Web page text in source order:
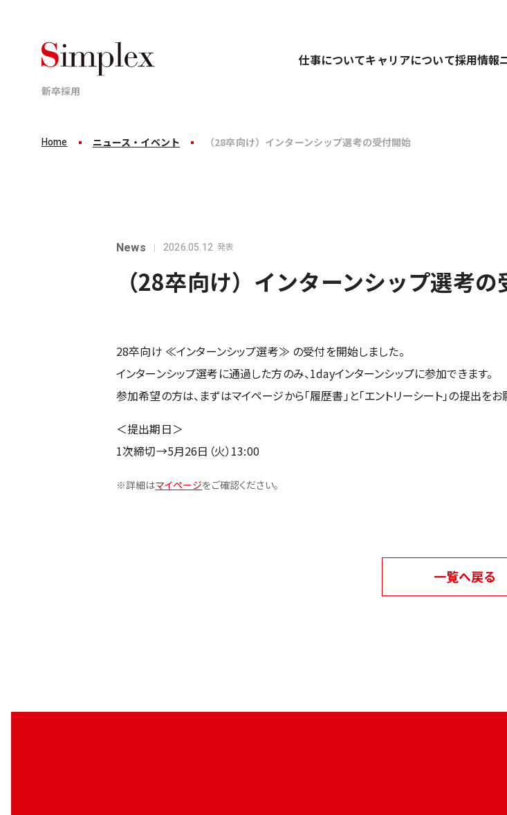
仕事についてキャリアについて採用情報
新卒採用
Home ニュース・イベント （28卒向け）インターンシップ選考の受付開始
News 2026.05.12 発表
（28卒向け）インターンシップ選考
28卒向け ≪インターンシップ選考≫ の受付を開始しました。
インターンシップ選考に通過した方のみ、1dayインターンシップに参加できます。
参加希望の方は、まずはマイページから「履歴書」と「エントリーシート」の提出をお
＜提出期日＞
1次締切→5月26日（火）13:00
※詳細はマイページをご確認ください。
一覧へ戻る
業界、顧客、案件ごとのプロジェクトに分かれて業務を行っています。
新卒8年目で年収1,000万円。
これがシンプレクスグループの
標準成長です。
キャリアパス
シンプレクスグループは
「完全ポテンシャル採用」です。
募集要項